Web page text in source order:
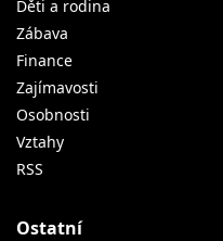
Děti a rodina
Zábava
Finance
Zajímavosti
Osobnosti
Vztahy
RSS
Ostatní